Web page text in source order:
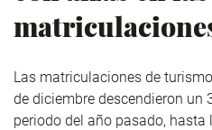
Las matriculaciones de
de diciembre descendieron un
periodo del año pasado, hasta